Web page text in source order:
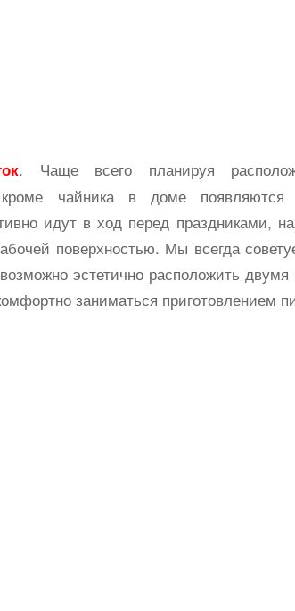
. Чаще всего планируя
чайника в доме появляются
идут в ход перед праздниками,
поверхностью. Мы всегда
эстетично расположить
заниматься приготовлением